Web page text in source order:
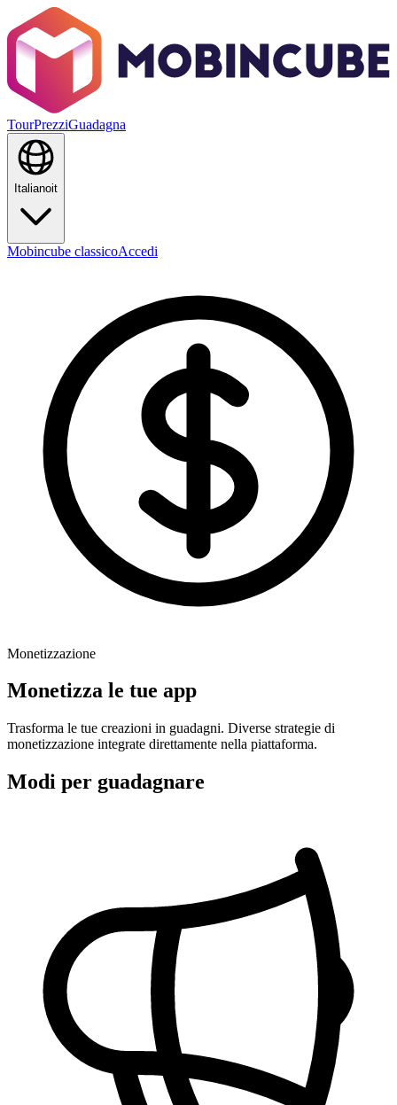
TourPrezziGuadagna
Italianoit
Mobincube classicoAccedi
Monetizzazione
Monetizza le tue app
Trasforma le tue creazioni in guadagni. Diverse strategie di
monetizzazione integrate direttamente nella piattaforma.
Modi per guadagnare